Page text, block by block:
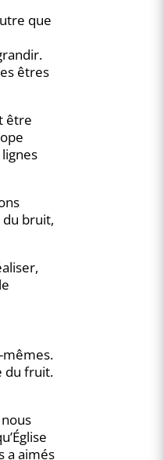
que
êtres
être
bruit,
mêmes.
du fruit.
a aimés